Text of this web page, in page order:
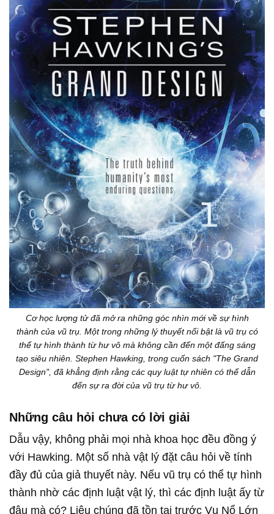
Cơ học lượng tử đã mở ra những góc nhìn mới về sự hình
thành của vũ trụ. Một trong những lý thuyết nổi bật là vũ trụ có
thể tự hình thành từ hư vô mà không cần đến một đấng sáng
tạo siêu nhiên. Stephen Hawking, trong cuốn sách "The Grand
Design", đã khẳng định rằng các quy luật tự nhiên có thể dẫn
đến sự ra đời của vũ trụ từ hư vô.
Những câu hỏi chưa có lời giải
Dẫu vậy, không phải mọi nhà khoa học đều đồng ý
với Hawking. Một số nhà vật lý đặt câu hỏi về tính
đầy đủ của giả thuyết này. Nếu vũ trụ có thể tự hình
thành nhờ các định luật vật lý, thì các định luật ấy từ
đâu mà có? Liệu chúng đã tồn tại trước Vụ Nổ Lớn